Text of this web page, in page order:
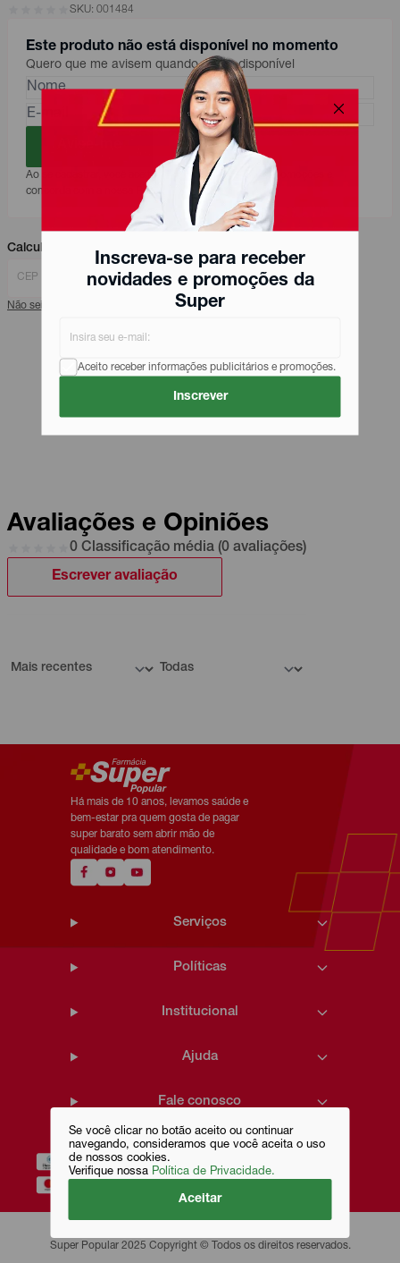
Inscreva-se para receber
novidades e promoções da
Super
Aceito receber informações publicitários e promoções.
Inscrever
Se você clicar no botão aceito ou continuar
navegando, consideramos que você aceita o uso
de nossos cookies.
Verifique nossa Política de Privacidade.
Aceitar
SKU: 001484
Este produto não está disponível no momento
Quero que me avisem quando estive disponível
Ao se cadastrar, você aceita receber comunicações, promoções e
concorda com a nossa Política de Privacidade.
Calcule seu frete
Calcular
Não sei meu CEP
Avaliações e Opiniões
0 Classificação média (0 avaliações)
Escrever avaliação
Há mais de 10 anos, levamos saúde e
bem-estar pra quem gosta de pagar
super barato sem abrir mão de
qualidade e bom atendimento.
Serviços
Políticas
Institucional
Ajuda
Fale conosco
Super Popular 2025 Copyright © Todos os direitos reservados.